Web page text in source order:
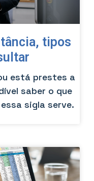
tipos
está prestes a
saber o que
sigla serve.